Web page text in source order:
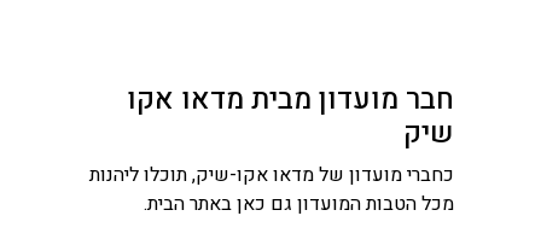
חבר מועדון מבית מדאו אקו
שיק
כחברי מועדון של מדאו אקו-שיק, תוכלו ליהנות
מכל הטבות המועדון גם כאן באתר הבית.